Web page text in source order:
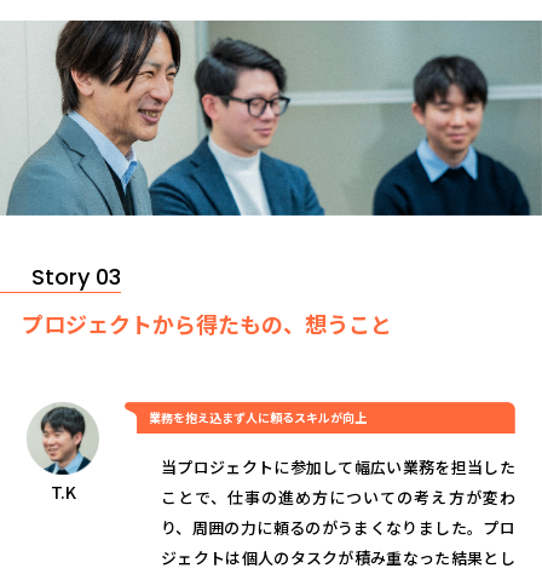
Story 03
プロジェクトから得たもの、想うこと
T.K
業務を抱え込まず人に頼るスキルが向上
当プロジェクトに参加して幅広い業務を担当した
ことで、仕事の進め方についての考え方が変わ
り、周囲の力に頼るのがうまくなりました。プロ
ジェクトは個人のタスクが積み重なった結果とし